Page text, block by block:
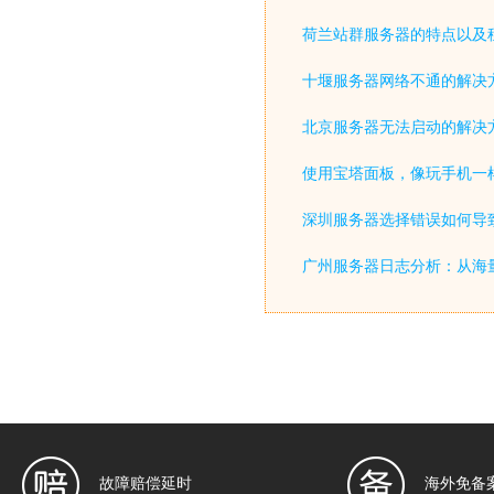
荷兰站群服务器的特点以及
十堰服务器网络不通的解决
北京服务器无法启动的解决
使用宝塔面板，像玩手机一
深圳服务器选择错误如何导
广州服务器日志分析：从海
故障赔偿延时 海外免备